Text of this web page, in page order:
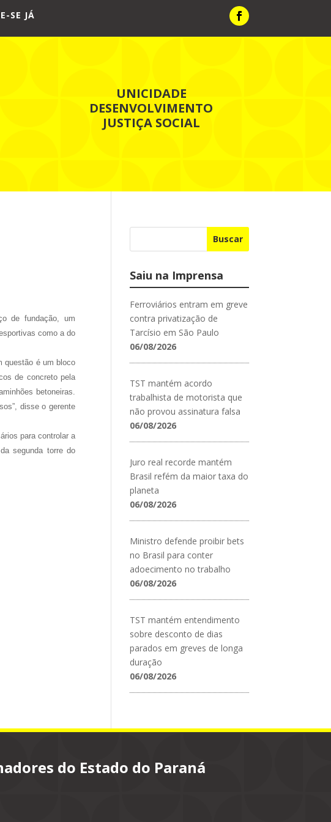
SE JÁ
UNICIDADE
DESENVOLVIMENTO
JUSTIÇA SOCIAL
de fundação, um
como a do
questão é um bloco
de concreto pela
betoneiras.
disse o gerente
para controlar a
segunda torre do
Buscar
Saiu na Imprensa
Ferroviários entram em greve
contra privatização de
Tarcísio em São Paulo
06/08/2026
TST mantém acordo
trabalhista de motorista que
não provou assinatura falsa
06/08/2026
Juro real recorde mantém
Brasil refém da maior taxa do
planeta
06/08/2026
Ministro defende proibir bets
no Brasil para conter
adoecimento no trabalho
06/08/2026
TST mantém entendimento
sobre desconto de dias
parados em greves de longa
duração
06/08/2026
do Estado do Paraná